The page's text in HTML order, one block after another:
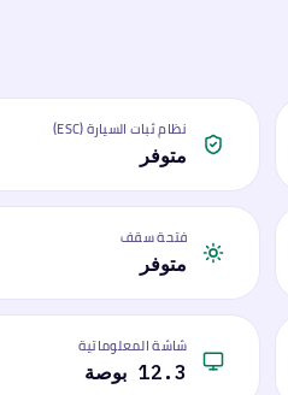
نظام ثبات السيارة (ESC)
متوفر
فتحة سقف
متوفر
شاشة المعلوماتية
12.3 بوصة